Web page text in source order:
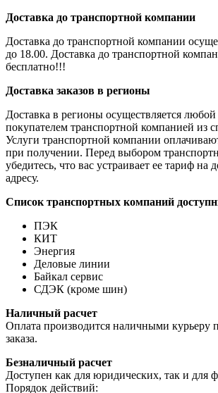
Доставка до транспортной компании
Доставка до транспортной компании
до 18.00. Доставка до транспортной
бесплатно!!!
Доставка заказов в регионы
Доставка в регионы осуществляется
покупателем транспортной компанией из
Услуги транспортной компании
при получении. Перед выбором
убедитесь, что вас устраивает ее тариф на
адресу.
Список транспортных компаний
ПЭК
КИТ
Энергия
Деловые линии
Байкал сервис
СДЭК (кроме шин)
Наличный расчет
Оплата производится наличными курьеру
заказа.
Безналичный расчет
Доступен как для юридических, так и для
Порядок действий: